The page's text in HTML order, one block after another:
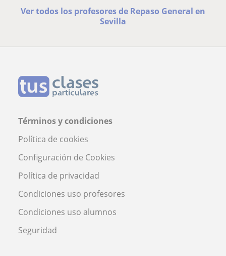
Ver todos los profesores de Repaso General en
Sevilla
Términos y condiciones
Política de cookies
Configuración de Cookies
Política de privacidad
Condiciones uso profesores
Condiciones uso alumnos
Seguridad